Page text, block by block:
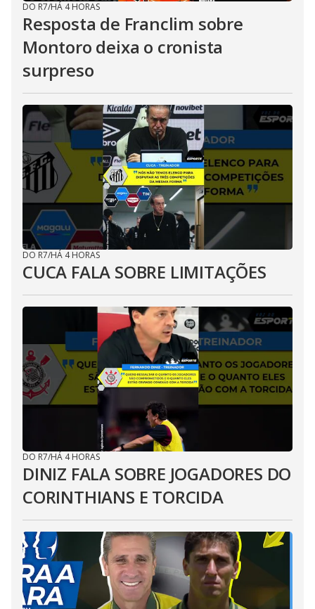
DO R7/HÁ 4 HORAS
Resposta de Franclim sobre
Montoro deixa o cronista
surpreso
DO R7/HÁ 4 HORAS
CUCA FALA SOBRE LIMITAÇÕES
DO R7/HÁ 4 HORAS
DINIZ FALA SOBRE JOGADORES DO
CORINTHIANS E TORCIDA